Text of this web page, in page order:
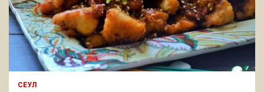
СЕУЛ